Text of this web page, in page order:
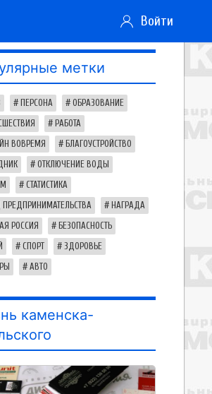
Войти
метки
ПЕРСОНА ОБРАЗОВАНИЕ
РАБОТА
ВОВРЕМЯ БЛАГОУСТРОЙСТВО
ОТКЛЮЧЕНИЕ ВОДЫ
СТАТИСТИКА
НАГРАДА
РОССИЯ БЕЗОПАСНОСТЬ
СПОРТ ЗДОРОВЬЕ
АВТО
каменска-